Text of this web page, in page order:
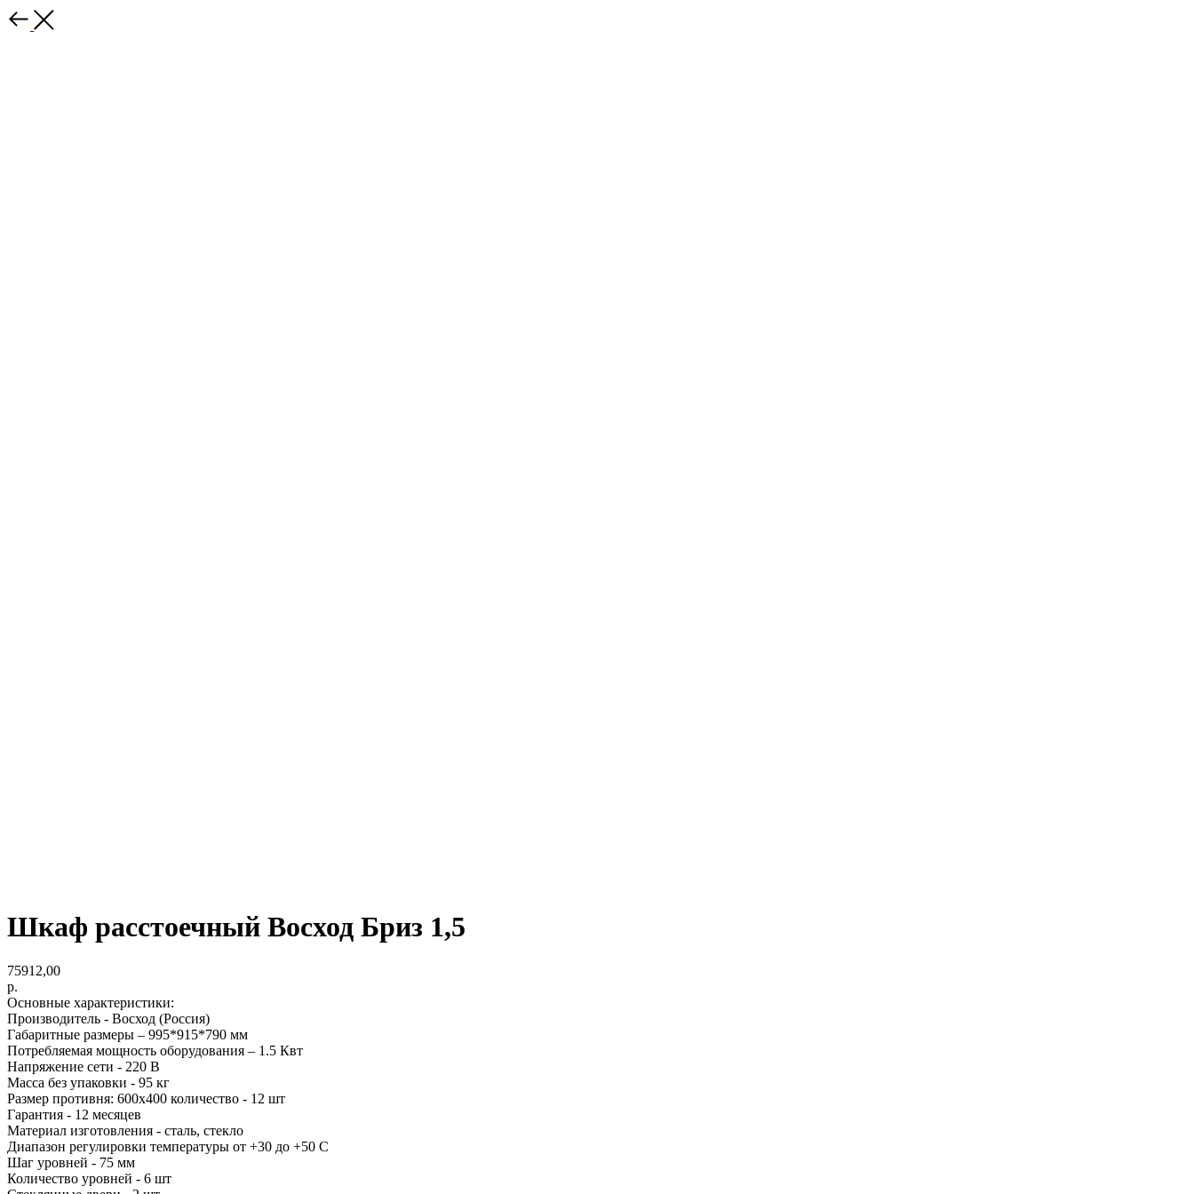
Шкаф расстоечный Восход Бриз 1,5
75912,00
р.
Основные характеристики:
Производитель - Восход (Россия)
Габаритные размеры – 995*915*790 мм
Потребляемая мощность оборудования – 1.5 Квт
Напряжение сети - 220 В
Масса без упаковки - 95 кг
Размер противня: 600х400 количество - 12 шт
Гарантия - 12 месяцев
Материал изготовления - сталь, стекло
Диапазон регулировки температуры от +30 до +50 С
Шаг уровней - 75 мм
Количество уровней - 6 шт